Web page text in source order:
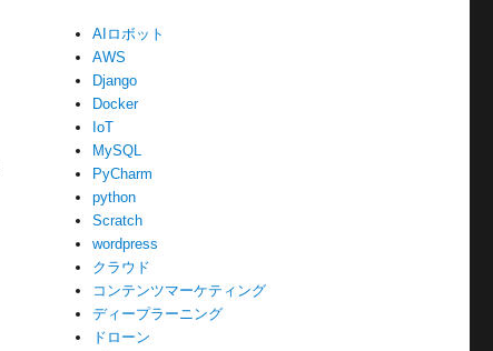
AIロボット
AWS
Django
Docker
IoT
MySQL
PyCharm
python
Scratch
wordpress
クラウド
コンテンツマーケティング
ディープラーニング
ドローン